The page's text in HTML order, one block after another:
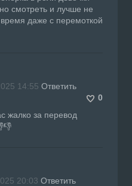
смотреть и лучше не
даже с перемоткой
14:55 Ответить
0
жалко за перевод
20:03 Ответить